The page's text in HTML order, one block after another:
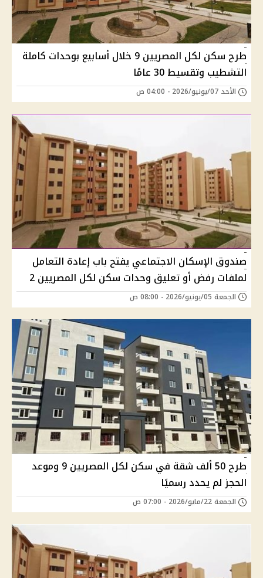
طرح سكن لكل المصريين 9 خلال أسابيع بوحدات كاملة
التشطيب وتقسيط 30 عامًا
الأحد 07/يونيو/2026 - 04:00 ص
صندوق الإسكان الاجتماعي يفتح باب إعادة التعامل
لملفات رفض أو تعليق وحدات سكن لكل المصريين 2
الجمعة 05/يونيو/2026 - 08:00 ص
طرح 50 ألف شقة في سكن لكل المصريين 9 وموعد
الحجز لم يحدد رسميًا
الجمعة 22/مايو/2026 - 07:00 ص